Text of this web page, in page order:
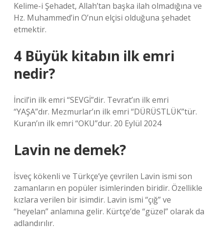
Kelime-i Şehadet, Allah’tan başka ilah olmadığına ve
Hz. Muhammed’in O’nun elçisi olduğuna şehadet
etmektir.
4 Büyük kitabın ilk emri
nedir?
İncil’in ilk emri “SEVGİ”dir. Tevrat’ın ilk emri
“YAŞA”dır. Mezmurlar’ın ilk emri “DÜRÜSTLÜK”tür.
Kuran’ın ilk emri “OKU”dur. 20 Eylül 2024
Lavin ne demek?
İsveç kökenli ve Türkçe’ye çevrilen Lavin ismi son
zamanların en popüler isimlerinden biridir. Özellikle
kızlara verilen bir isimdir. Lavin ismi “çığ” ve
“heyelan” anlamına gelir. Kürtçe’de “güzel” olarak da
adlandırılır.